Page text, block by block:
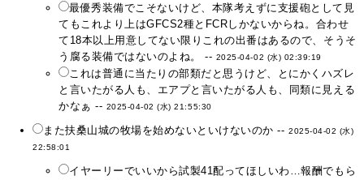
最優秀装備でこそないけど、本隊考えずに支援砲として見
てもこれより上はGFCS2種とFCRしかないからね。合わせ
て18本以上用意してない限りこれの出番はあるので、そうそ
う腐る装備ではないのよね。 -- 2025-04-02 (水) 02:39:19
これは普通に当たりの部類だと思うけど、とにかくハズレ
と言いたがる人も、エアプと言いたがる人も、同類に見える
かなぁ -- 2025-04-02 (水) 21:55:30
また扶桑山城の牧場を始めないといけないのか -- 2025-04-02 (水)
22:58:01
イヤーリーでいいから試製41配ってほしいわ…報酬でもら